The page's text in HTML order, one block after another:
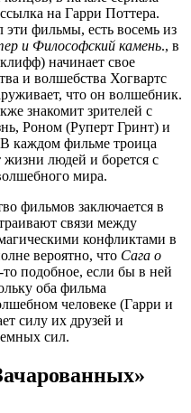
на Гарри Поттера.
эти фильмы, есть восемь из
и Философский камень., в
начинает свое
и волшебства Хогвартс
что он волшебник.
знакомит зрителей с
Роном (Руперт Гринт) и
каждом фильме троица
жизни людей и борется с
мира.
фильмов заключается в
связи между
конфликтами в
вероятно, что Сага о
то подобное, если бы в ней
оба фильма
человеке (Гарри и
силу их друзей и
сил.